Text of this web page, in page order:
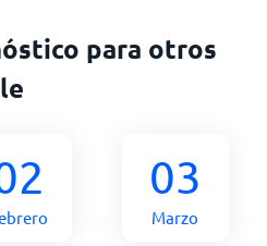
para otros
03
Marzo